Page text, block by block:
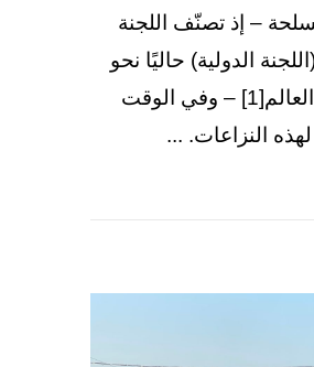
– إذ تصنّف اللجنة
الدولية) حاليًا نحو
130 نزاعًا مسلحًا حول العالم[1] – وفي الوقت
النزاعات. ...